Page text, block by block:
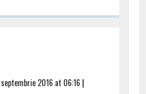
2016 at 06:16 |